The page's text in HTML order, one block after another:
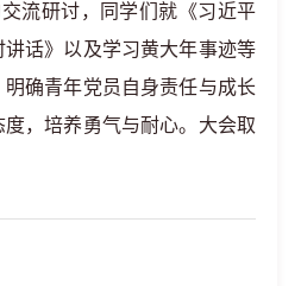
流研讨，同学们就《习近平
话》以及学习黄大年事迹等
确青年党员自身责任与成长
，培养勇气与耐心。大会取